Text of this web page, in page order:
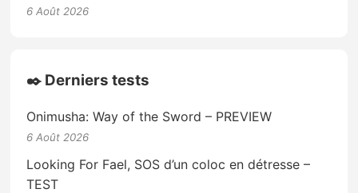
6 Août 2026
✒️ Derniers tests
Onimusha: Way of the Sword – PREVIEW
6 Août 2026
Looking For Fael, SOS d’un coloc en détresse –
TEST